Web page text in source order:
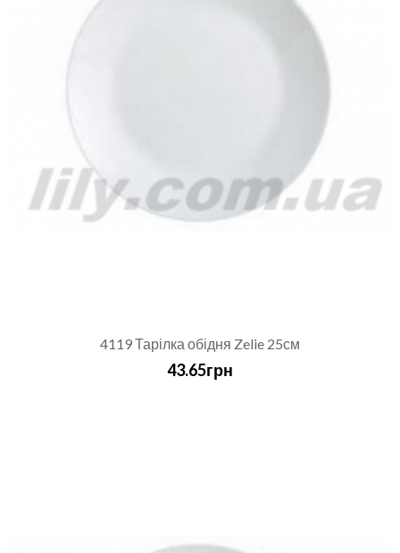
4119 Тарілка обідня Zelie 25см
43.65грн